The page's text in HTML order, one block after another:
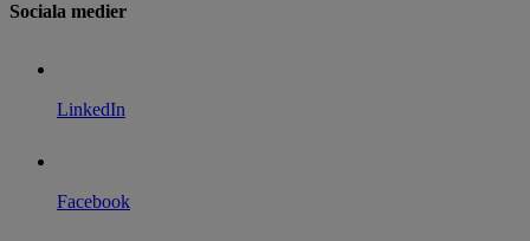
Sociala medier
LinkedIn
Facebook